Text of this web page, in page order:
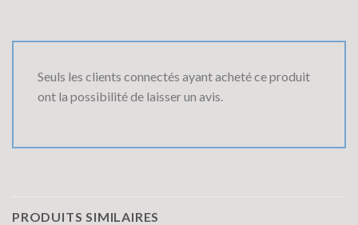
Seuls les clients connectés ayant acheté ce produit
ont la possibilité de laisser un avis.
PRODUITS SIMILAIRES